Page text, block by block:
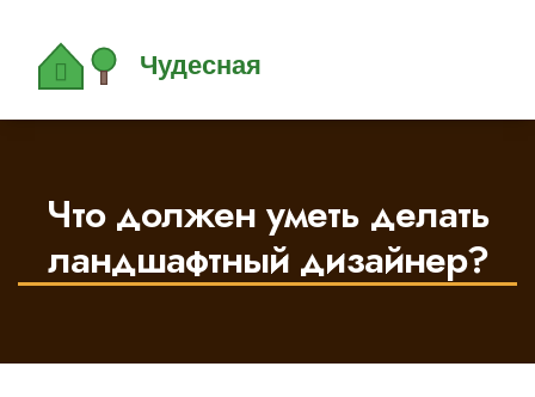
Что должен уметь делать
ландшафтный дизайнер?